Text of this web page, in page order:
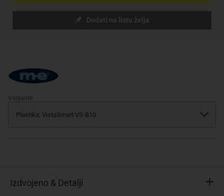
Dodati na listu želja
Varijante
Izdvojeno & Detalji